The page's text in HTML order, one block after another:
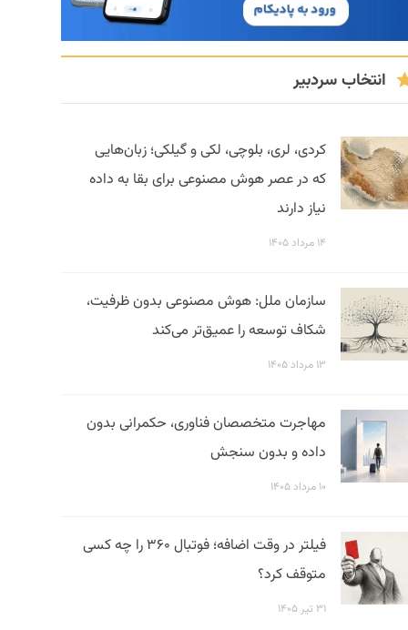
انتخاب سردبیر
کردی، لری، بلوچی، لکی و گیلکی؛ زبان‌هایی
که در عصر هوش مصنوعی برای بقا به داده
نیاز دارند
۱۴ مرداد ۱۴۰۵
سازمان ملل: هوش مصنوعی بدون ظرفیت،
شکاف توسعه را عمیق‌تر می‌کند
۱۳ مرداد ۱۴۰۵
مهاجرت متخصصان فناوری، حکمرانی بدون
داده و بدون سنجش
۱۰ مرداد ۱۴۰۵
فیلتر در وقت اضافه؛ فوتبال ۳۶۰ را چه کسی
متوقف کرد؟
۳۱ تیر ۱۴۰۵